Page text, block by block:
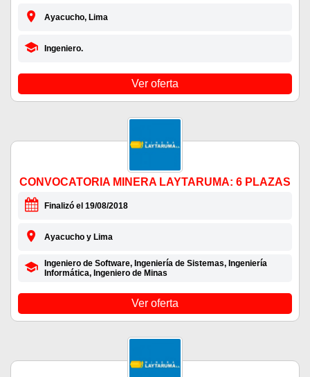
Ayacucho, Lima
Ingeniero.
Ver oferta
CONVOCATORIA MINERA LAYTARUMA: 6 PLAZAS
Finalizó el 19/08/2018
Ayacucho y Lima
Ingeniero de Software, Ingeniería de Sistemas, Ingeniería
Informática, Ingeniero de Minas
Ver oferta